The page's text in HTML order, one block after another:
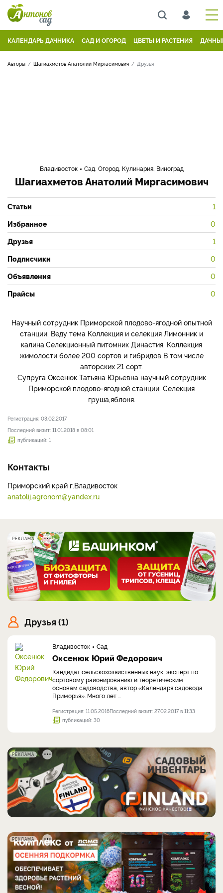
КАЛЕНДАРЬ ДАЧНИКА САД И ОГОРОД ЦВЕТЫ И РАСТЕНИЯ
Авторы Шагиахметов Анатолий Миргасимович Друзья
Владивосток Сад, Огород, Кулинария, Виноград
Шагиахметов Анатолий Миргасимович
Статьи 1
Избранное 0
Друзья 1
Подписчики 0
Объявления 0
Прайсы 0
Научный сотрудник Приморской плодово-ягодной опытной
станции. Веду тема Коллекция и селекция Лимонник и
калина.Селекционный питомник Династия. Коллекция
жимолости более 200 сортов и гибридов В том числе
авторских 21 сорт.
Супруга Оксенюк Татьяна Юрьевна научный сотрудник
Приморской плодово-ягодной станции. Селекция
груша,яблоня.
Регистрация: 03.02.2017
Последний визит: 11.01.2018 в 08:01
публикаций: 1
Контакты
Приморский край г.Владивосток
anatolij.agronom@yandex.ru
РЕКЛАМА
Друзья (1)
Владивосток Сад
Оксенюк Юрий Федорович
Кандидат сельскохозяйственных наук, эксперт по
сортовому районированию и теоретическим
основам садоводства, автор «Календаря садовода
Приморья». Много лет ...
Регистрация: 11.05.2016Последний визит: 27.02.2017 в 11:33
публикаций: 30
РЕКЛАМА
РЕКЛАМА